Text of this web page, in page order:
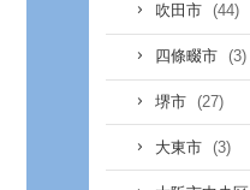
吹田市 (44)
四條畷市 (3)
堺市 (27)
大東市 (3)